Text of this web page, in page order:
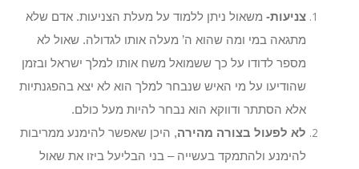
צניעות- משאול ניתן ללמוד על מעלת הצניעות. אדם שלא
מתגאה במי ומה שהוא ה’ מעלה אותו לגדולה. שאול לא
מספר לדודו על כך ששמואל משח אותו למלך ישראל ובזמן
שהודיעו על מי האיש שנבחר למלך הוא לא יצא בהפגנתיות
אלא הסתתר ודווקא הוא נבחר להיות מעל כולם.
לא לפעול בצורה מהירה, היכן שאפשר להימנע ממריבות
להימנע ולהתמקד בעשייה – בני הבליעל ביזו את שאול